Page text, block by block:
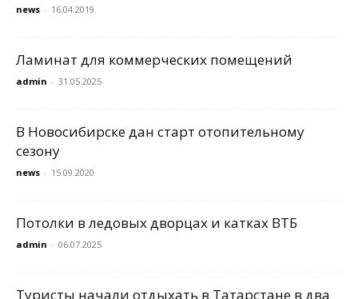
news - 16.04.2019
Ламинат для коммерческих помещений
admin - 31.05.2025
В Новосибирске дан старт отопительному
сезону
news - 15.09.2020
Потолки в ледовых дворцах и катках ВТБ
admin - 06.07.2025
Туристы начали отдыхать в Татарстане в два